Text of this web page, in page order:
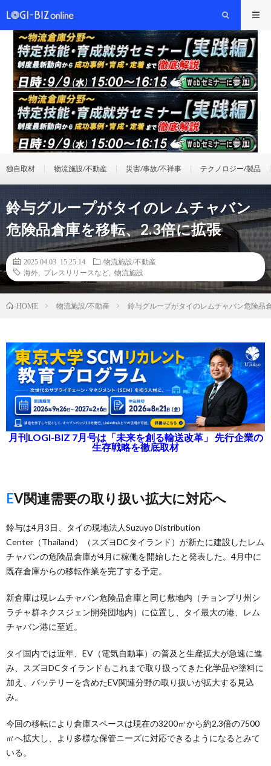
独自取材 物流施設/不動産 災害/事故/不祥事 テクノロジー/製品
鈴与グループがタイのレムチャバン
危険品倉庫を移転、2.3倍に拡張
2025.04.03 15:25:14
物流施設/不動産
海外
プレスリリースなど 物流施設
HOME 物流施設/不動産 鈴与グループがタイのレムチャバン危険品
月刊LOGI-BIZ 7月号は「未来を創る輸送改革」 先行企業の
生存戦略を徹底取材
EV関連需要の取り扱い拡大に対応へ
鈴与は4月3日、タイの現地法人Suzuyo Distribution
Center（Thailand）（スズヨDCタイランド）が新たに建設したレム
チャバンの危険品倉庫が4月に稼働を開始したと発表した。4月中に
既存倉庫からの移転作業を完了する予定。
新倉庫は現レムチャバン危険品倉庫と同じ敷地内（チョンブリ州シ
ラチャ群ネクスジェン開発団地内）に位置し、タイ最大の港、レム
チャバン港に至近。
タイ国内では近年、EV（電気自動車）の普及と生産拡大が急速に進
み、スズヨDCタイランドもこれまで取り扱ってきた化学品や塗料に
加え、バッテリーを含めたEV関連分野の取り扱いが拡大する見込
み。
今回の移転により倉庫スペースは現在の3200㎡から約2.3倍の7500
㎡へ拡大し、より多様な保管ニーズに対応できるようになるとみて
いる。